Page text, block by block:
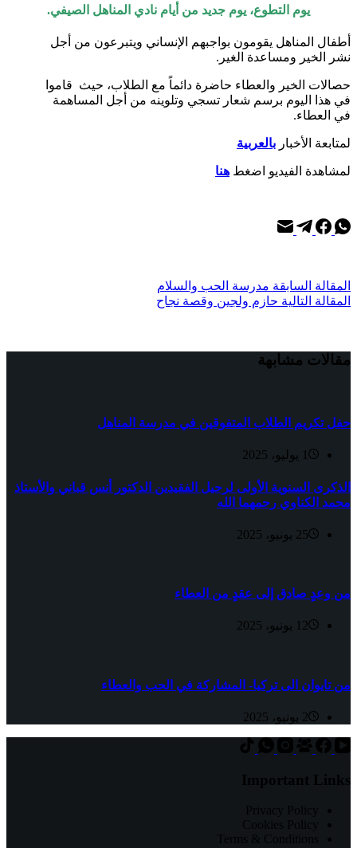
يوم التطوع، يوم جديد من أيام نادي المناهل الصيفي.
أطفال المناهل يقومون بواجبهم الإنساني ويتبرعون من أجل
نشر الخير ومساعدة الغير.
حصالات الخير والعطاء حاضرة دائماً مع الطلاب، حيث قاموا
في هذا اليوم برسم شعار تسجي وتلوينه من أجل المساهمة
في العطاء.
لمتابعة الأخبار بالعربية
لمشاهدة الفيديو اضغط هنا
المقالة السابقة مدرسة الحب والسلام
المقالة التالية حازم ولجين وقصة نجاح
مقالات مشابهة
حفل تكريم الطلاب المتفوقين في مدرسة المناهل
1 يوليو، 2025
الذكرى السنوية الأولى لرحيل الفقيدين الدكتور أنس قباني والأستاذ
محمد الكناوي رحمهما الله
25 يونيو، 2025
من وعدٍ صادق إلى عقدٍ من العطاء
12 يونيو، 2025
من تايوان الى تركيا- المشاركة في الحب والعطاء
2 يونيو، 2025
Important Links
Privacy Policy
Cookies Policy
Terms & Conditions